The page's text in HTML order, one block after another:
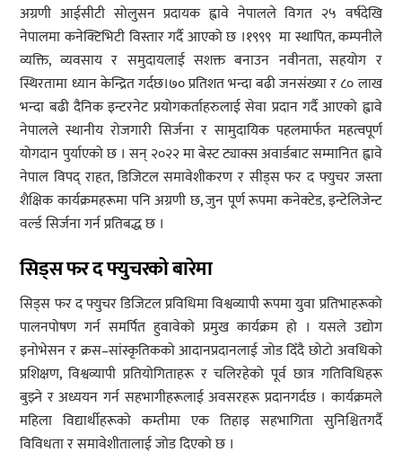
अग्रणी आईसीटी सोलुसन प्रदायक ह्वावे नेपालले विगत २५ वर्षदेखि
नेपालमा कनेक्टिभिटी विस्तार गर्दै आएको छ ।१९९९ मा स्थापित, कम्पनीले
व्यक्ति, व्यवसाय र समुदायलाई सशक्त बनाउन नवीनता, सहयोग र
स्थिरतामा ध्यान केन्द्रित गर्दछ।७० प्रतिशत भन्दा बढी जनसंख्या र ८० लाख
भन्दा बढी दैनिक इन्टरनेट प्रयोगकर्ताहरुलाई सेवा प्रदान गर्दै आएको ह्वावे
नेपालले स्थानीय रोजगारी सिर्जना र सामुदायिक पहलमार्फत महत्वपूर्ण
योगदान पुर्याएको छ । सन् २०२२ मा बेस्ट ट्याक्स अवार्डबाट सम्मानित ह्वावे
नेपाल विपद् राहत, डिजिटल समावेशीकरण र सीड्स फर द फ्युचर जस्ता
शैक्षिक कार्यक्रमहरूमा पनि अग्रणी छ, जुन पूर्ण रूपमा कनेक्टेड, इन्टेलिजेन्ट
वर्ल्ड सिर्जना गर्न प्रतिबद्ध छ ।
सिड्सफरदफ्युचरकोबारेमा
सिड्स फर द फ्युचर डिजिटल प्रविधिमा विश्वव्यापी रूपमा युवा प्रतिभाहरूको
पालनपोषण गर्न समर्पित हुवावेको प्रमुख कार्यक्रम हो । यसले उद्योग
इनोभेसन र क्रस–सांस्कृतिकको आदानप्रदानलाई जोड दिँदै छोटो अवधिको
प्रशिक्षण, विश्वव्यापी प्रतियोगिताहरू र चलिरहेको पूर्व छात्र गतिविधिहरू
बुझ्ने र अध्ययन गर्न सहभागीहरूलाई अवसरहरू प्रदानगर्दछ । कार्यक्रमले
महिला विद्यार्थीहरूको कम्तीमा एक तिहाइ सहभागिता सुनिश्चितगर्दै
विविधता र समावेशीतालाई जोड दिएको छ ।